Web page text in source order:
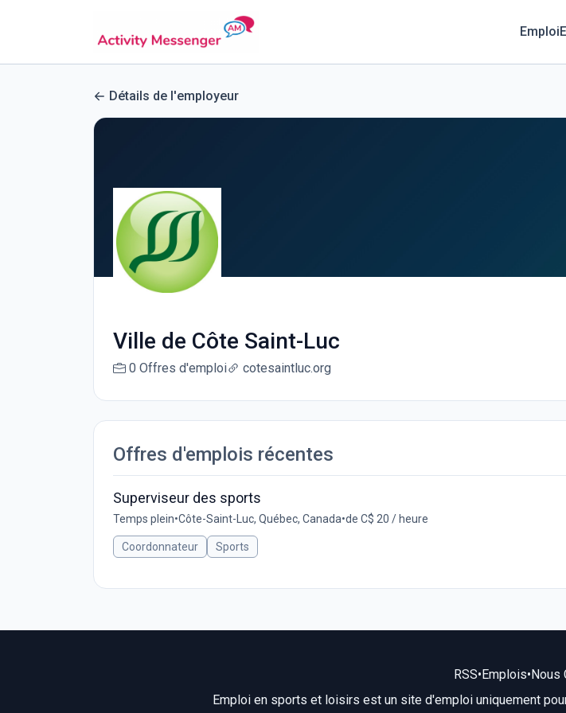
Emploi
Détails de l'employeur
Ville de Côte Saint-Luc
0 Offres d'emploi cotesaintluc.org
Offres d'emplois récentes
Superviseur des sports
Temps plein•Côte-Saint-Luc, Québec, Canada•de C$ 20 / heure
Coordonnateur Sports
RSS•Emplois•Nous
Emploi en sports et loisirs est un site d'emploi uniquement